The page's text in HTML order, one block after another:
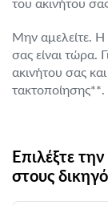
Μην αμελείτε. Η
σας είναι τώρα.
ακινήτου σας
τακτοποίησης**.
Επιλέξτε
στους